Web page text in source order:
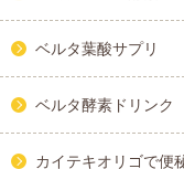
ベルタ葉酸サプリ
ベルタ酵素ドリンク
カイテキオリゴで便